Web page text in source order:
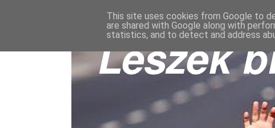
This site uses cookies from Google to
are shared with Google along with
statistics, and to detect and address